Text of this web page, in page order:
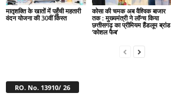
मातृशक्ति के खातों में पहुँची महतारी
वंदन योजना की 30वीं किस्त
कोसा की चमक अब वैश्विक बाजार
तक : मुख्यमंत्री ने लॉन्च किया
छत्तीसगढ़ का प्रीमियम हैंडलूम ब्रांड
‘कोशल फैब’
RO. No. 13910/ 26